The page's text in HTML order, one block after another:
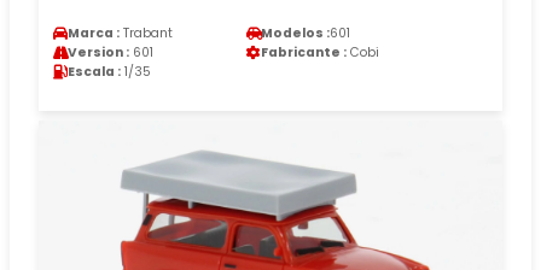
Marca : Trabant Modelos :601
Version : 601 Fabricante : Cobi
Escala : 1/35